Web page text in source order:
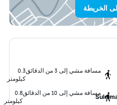
الخريطة
مسافة مشي إلى 3 من الدقائق
0.3
كيلومتر
مسافة مشي إلى 10 من الدقائق
0.8
كيلومتر